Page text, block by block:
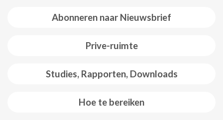
Abonneren naar Nieuwsbrief
Prive-ruimte
Studies, Rapporten, Downloads
Hoe te bereiken